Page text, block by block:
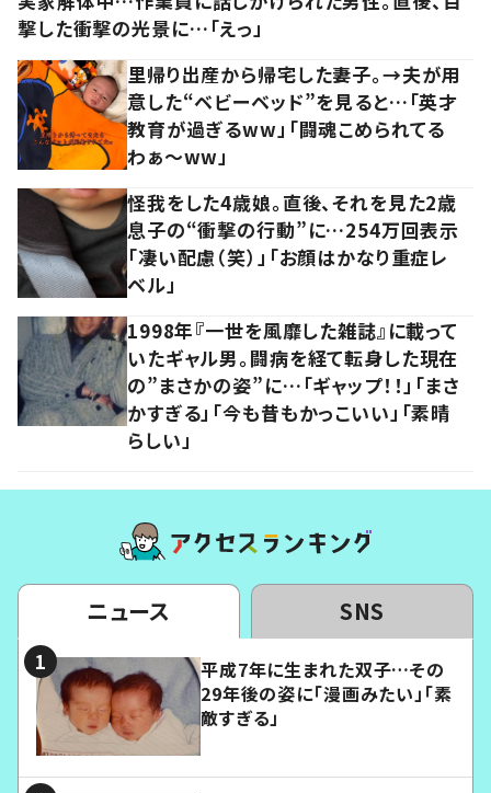
撃した衝撃の光景に…「えっ」
里帰り出産から帰宅した妻子。→夫が用
意した“ベビーベッド”を見ると…「英才
教育が過ぎるww」「闘魂こめられてる
わぁ～ww」
怪我をした4歳娘。直後、それを見た2歳
息子の“衝撃の行動”に…254万回表示
「凄い配慮（笑）」「お顔はかなり重症レ
ベル」
1998年『一世を風靡した雑誌』に載って
いたギャル男。闘病を経て転身した現在
の”まさかの姿”に…「ギャップ！！」「まさ
かすぎる」「今も昔もかっこいい」「素晴
らしい」
ニュース SNS
平成7年に生まれた双子…その
29年後の姿に「漫画みたい」「素
敵すぎる」